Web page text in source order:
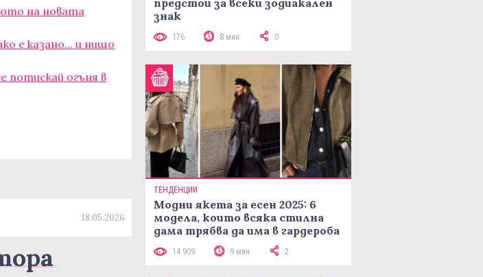
на новата
е казано... и нищо
потискай огъня в
18.05.2026
предстои за всеки зодиакален
знак
176 8 мин 0
ТЕНДЕНЦИИ
Модни якета за есен 2025: 6
модела, които всяка стилна
дама трябва да има в гардероба
14 909 9 мин 2